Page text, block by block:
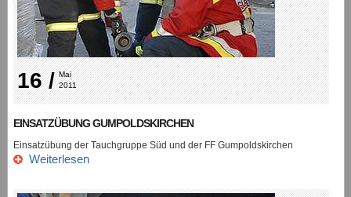
16 / Mai
2011
EINSATZÜBUNG GUMPOLDSKIRCHEN
Einsatzübung der Tauchgruppe Süd und der FF Gumpoldskirchen
Weiterlesen